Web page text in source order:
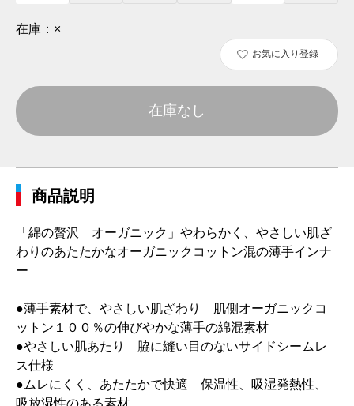
在庫： ×
お気に入り登録
在庫なし
商品説明
「綿の贅沢 オーガニック」やわらかく、やさしい肌ざ
わりのあたたかなオーガニックコットン混の薄手インナ
ー
●薄手素材で、やさしい肌ざわり 肌側オーガニックコ
ットン１００％の伸びやかな薄手の綿混素材
●やさしい肌あたり 脇に縫い目のないサイドシームレ
ス仕様
●ムレにくく、あたたかで快適 保温性、吸湿発熱性、
吸放湿性のある素材